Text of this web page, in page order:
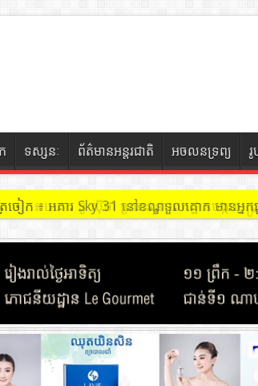
ទស្សនៈ ព័ត៌មានអន្តរជាតិ អចលនទ្រព្យ រូ
រចៀក ៖ អគារ Sky 31 នៅខណ្ឌទួលគោក មានអ្